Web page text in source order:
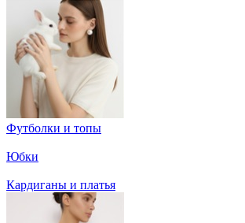
Футболки и топы
Юбки
Кардиганы и платья